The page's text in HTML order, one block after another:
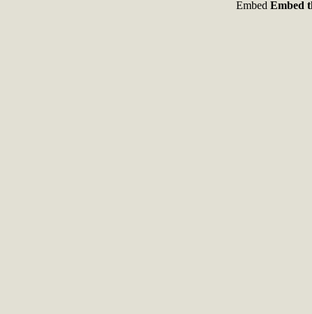
Embed Embed